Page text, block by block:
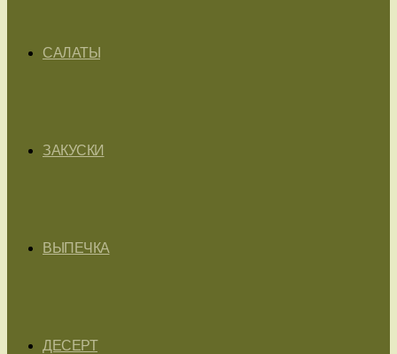
САЛАТЫ
ЗАКУСКИ
ВЫПЕЧКА
ДЕСЕРТ